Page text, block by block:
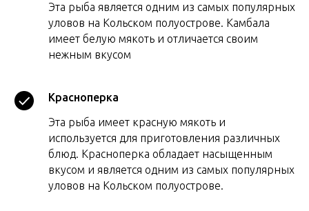
Эта рыба является одним из самых популярных
уловов на Кольском полуострове. Камбала
имеет белую мякоть и отличается своим
нежным вкусом
Красноперка
Эта рыба имеет красную мякоть и
используется для приготовления различных
блюд. Красноперка обладает насыщенным
вкусом и является одним из самых популярных
уловов на Кольском полуострове.